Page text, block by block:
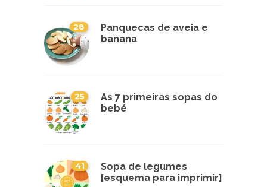
28
Panquecas de aveia e
banana
25
As 7 primeiras sopas do
bebé
41
Sopa de legumes
[esquema para imprimir]